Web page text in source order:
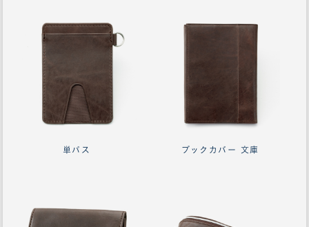
単パス ブックカバー 文庫